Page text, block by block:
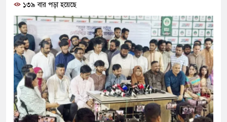
গোলে লিগস কাপে দারুণ সূচনা ইন্টার মায়ামির
পতন ঘটাতেই জুলাই আন্দোলন করা হয়েছিল: পররাষ্ট্র
মাংসে মিলল অতিমাত্রার অ্যান্টিবায়োটিক
এখন ‘আরেকটি পাকিস্তান’ গড়ে উঠেছে: জয়
১৩৯ বার পড়া হয়েছে